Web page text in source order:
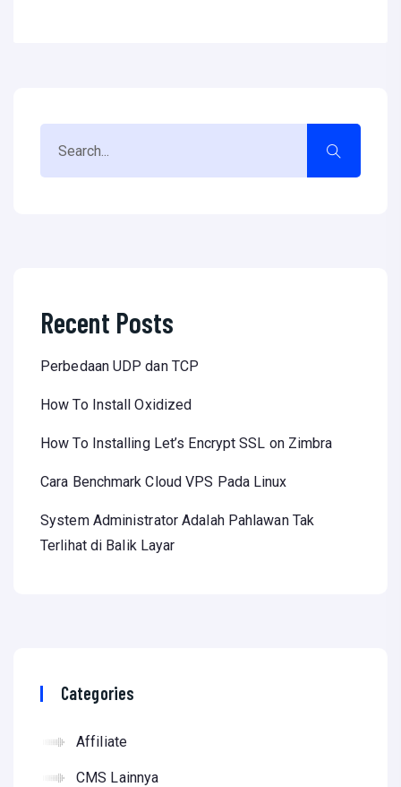
Recent Posts
Perbedaan UDP dan TCP
How To Install Oxidized
How To Installing Let’s Encrypt SSL on Zimbra
Cara Benchmark Cloud VPS Pada Linux
System Administrator Adalah Pahlawan Tak
Terlihat di Balik Layar
Categories
Affiliate
CMS Lainnya